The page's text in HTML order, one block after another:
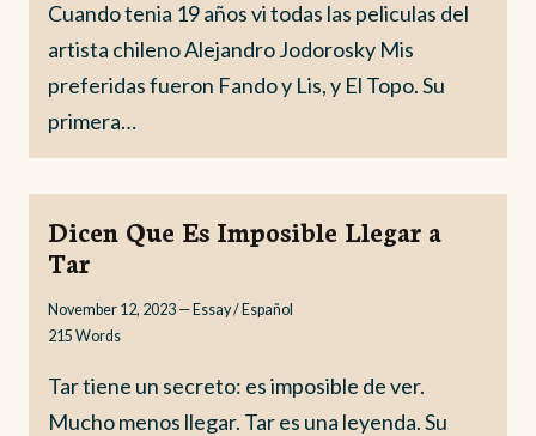
Cuando tenia 19 años vi todas las peliculas del
artista chileno Alejandro Jodorosky Mis
preferidas fueron Fando y Lis, y El Topo. Su
primera…
Dicen Que Es Imposible Llegar a
Tar
November 12, 2023 — Essay / Español
215 Words
Tar tiene un secreto: es imposible de ver.
Mucho menos llegar. Tar es una leyenda. Su